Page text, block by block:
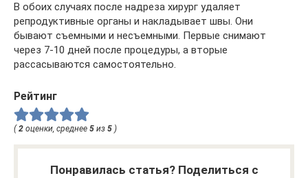
В обоих случаях после надреза хирург удаляет
репродуктивные органы и накладывает швы. Они
бывают съемными и несъемными. Первые снимают
через 7-10 дней после процедуры, а вторые
рассасываются самостоятельно.
Рейтинг
( 2 оценки, среднее 5 из 5 )
Понравилась статья? Поделиться с